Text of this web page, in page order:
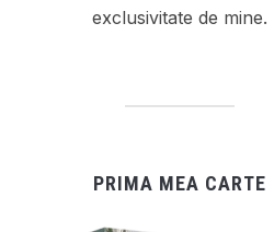
exclusivitate de mine.
PRIMA MEA CARTE